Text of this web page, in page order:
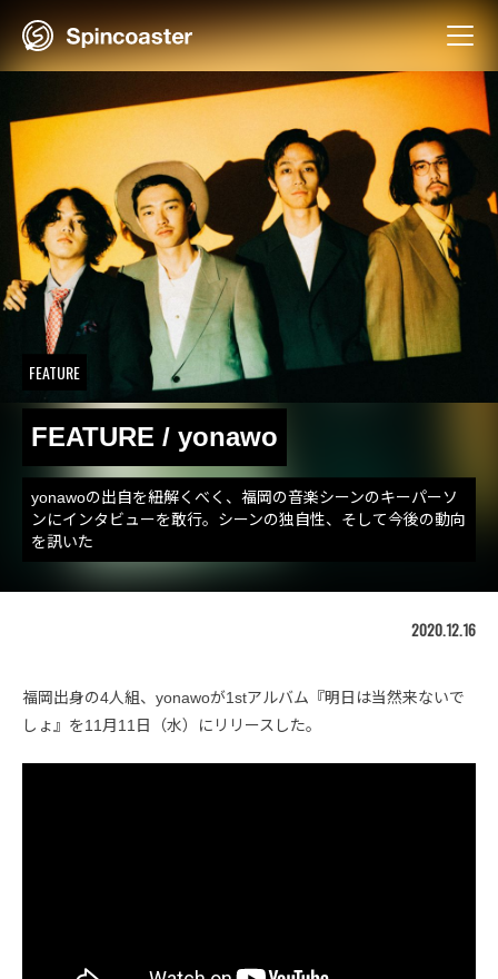
content
FEATURE
FEATURE / yonawo
yonawoの出自を紐解くべく、福岡の音楽シーンのキーパーソ
ンにインタビューを敢行。シーンの独自性、そして今後の動向
を訊いた
2020.12.16
福岡出身の4人組、yonawoが1stアルバム『明日は当然来ないで
しょ』を11月11日（水）にリリースした。